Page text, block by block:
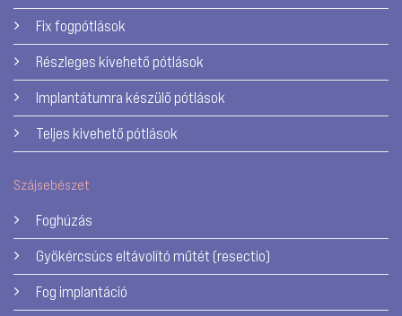
Fix fogpótlások
Részleges kivehető pótlások
Implantátumra készülő pótlások
Teljes kivehető pótlások
Szájsebészet
Foghúzás
Gyökércsúcs eltávolító műtét (resectio)
Fog implantáció